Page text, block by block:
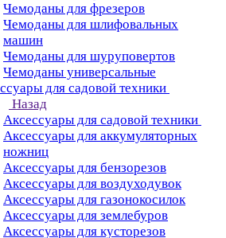
Чемоданы для фрезеров
Чемоданы для шлифовальных
машин
Чемоданы для шуруповертов
Чемоданы универсальные
для садовой техники
Назад
Аксессуары для садовой техники
Аксессуары для аккумуляторных
ножниц
Аксессуары для бензорезов
Аксессуары для воздуходувок
Аксессуары для газонокосилок
Аксессуары для землебуров
Аксессуары для кусторезов